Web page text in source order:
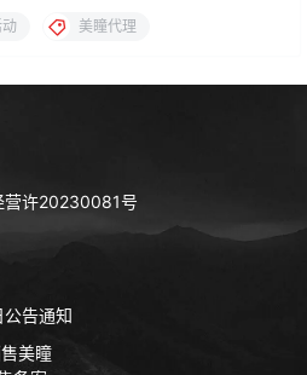
美瞳代理
营许20230081号
告通知
美瞳